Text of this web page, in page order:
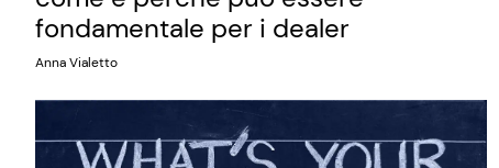
fondamentale per i dealer
Anna Vialetto